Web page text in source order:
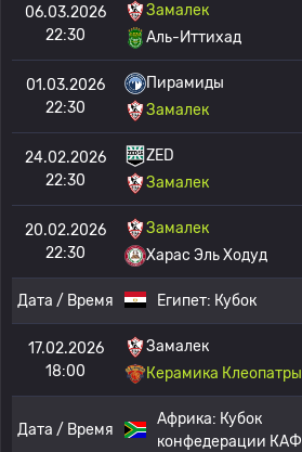
06.03.2026
22:30
Замалек
Аль-Иттихад
01.03.2026
22:30
Пирамиды
Замалек
24.02.2026
22:30
ZED
Замалек
20.02.2026
22:30
Замалек
Харас Эль Ходуд
Дата / Время Египет: Кубок
17.02.2026
18:00
Замалек
Керамика Клеопатры
Дата / Время
Африка: Кубок
конфедерации КАФ